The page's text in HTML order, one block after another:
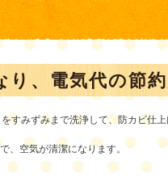
、電気代の節
すみずみまで洗浄して、防カビ仕上
、空気が清潔になります。